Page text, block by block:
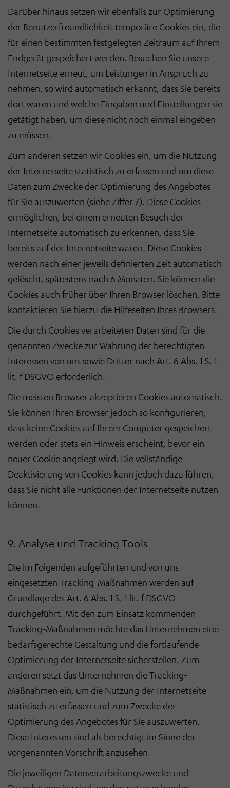
Darüber hinaus setzen wir ebenfalls zur Optimierung
der Benutzerfreundlichkeit temporäre Cookies ein, die
für einen bestimmten festgelegten Zeitraum auf Ihrem
Endgerät gespeichert werden. Besuchen Sie unsere
Internetseite erneut, um Leistungen in Anspruch zu
nehmen, so wird automatisch erkannt, dass Sie bereits
dort waren und welche Eingaben und Einstellungen sie
getätigt haben, um diese nicht noch einmal eingeben
zu müssen.
Zum anderen setzen wir Cookies ein, um die Nutzung
der Internetseite statistisch zu erfassen und um diese
Daten zum Zwecke der Optimierung des Angebotes
für Sie auszuwerten (siehe Ziffer 7). Diese Cookies
ermöglichen, bei einem erneuten Besuch der
Internetseite automatisch zu erkennen, dass Sie
bereits auf der Internetseite waren. Diese Cookies
werden nach einer jeweils definierten Zeit automatisch
gelöscht, spätestens nach 6 Monaten. Sie können die
Cookies auch früher über Ihren Browser löschen. Bitte
kontaktieren Sie hierzu die Hilfeseiten Ihres Browsers.
Die durch Cookies verarbeiteten Daten sind für die
genannten Zwecke zur Wahrung der berechtigten
Interessen von uns sowie Dritter nach Art. 6 Abs. 1 S. 1
lit. f DSGVO erforderlich.
Die meisten Browser akzeptieren Cookies automatisch.
Sie können Ihren Browser jedoch so konfigurieren,
dass keine Cookies auf Ihrem Computer gespeichert
werden oder stets ein Hinweis erscheint, bevor ein
neuer Cookie angelegt wird. Die vollständige
Deaktivierung von Cookies kann jedoch dazu führen,
dass Sie nicht alle Funktionen der Internetseite nutzen
können.
9. Analyse und Tracking Tools
Die im Folgenden aufgeführten und von uns
eingesetzten Tracking-Maßnahmen werden auf
Grundlage des Art. 6 Abs. 1 S. 1 lit. f DSGVO
durchgeführt. Mit den zum Einsatz kommenden
Tracking-Maßnahmen möchte das Unternehmen eine
bedarfsgerechte Gestaltung und die fortlaufende
Optimierung der Internetseite sicherstellen. Zum
anderen setzt das Unternehmen die Tracking-
Maßnahmen ein, um die Nutzung der Internetseite
statistisch zu erfassen und zum Zwecke der
Optimierung des Angebotes für Sie auszuwerten.
Diese Interessen sind als berechtigt im Sinne der
vorgenannten Vorschrift anzusehen.
Die jeweiligen Datenverarbeitungszwecke und